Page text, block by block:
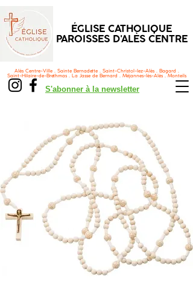
ÉGLISE CATHOLIQUE
PAROISSES D'ALÈS CENTRE
S'abonner à la newsletter
Alès Centre-Ville . Sainte Bernadette . Saint-Christol-lez-Alès . Bagard .
Saint-Hilaire-de-Brethmas . La Jasse de Bernard . Méjannes-lès-Alès . Monteils